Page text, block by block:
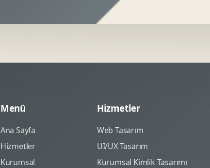
Menü
Ana Sayfa
Hizmetler
Kurumsal
Hizmetler
Web Tasarım
UI/UX Tasarım
Kurumsal Kimlik Tasarımı